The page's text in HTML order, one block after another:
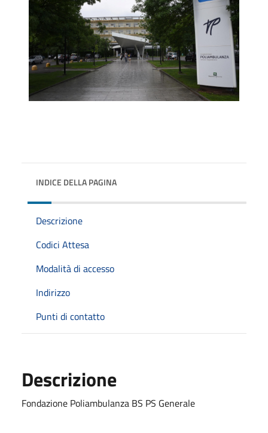
INDICE DELLA PAGINA
Descrizione
Codici Attesa
Modalità di accesso
Indirizzo
Punti di contatto
Descrizione
Fondazione Poliambulanza BS PS Generale